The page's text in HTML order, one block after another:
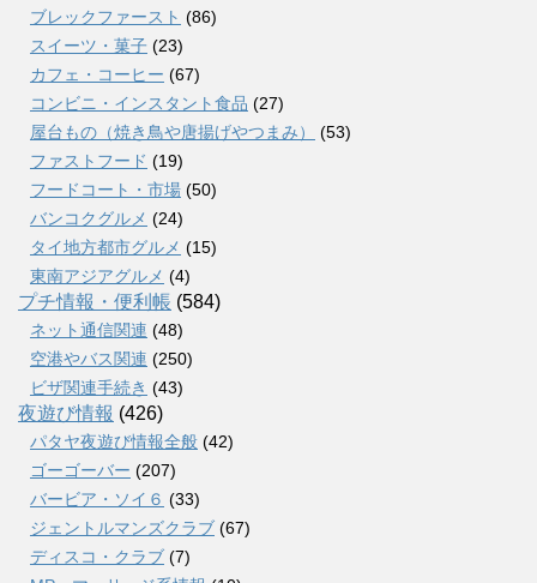
ブレックファースト (86)
スイーツ・菓子 (23)
カフェ・コーヒー (67)
コンビニ・インスタント食品 (27)
屋台もの（焼き鳥や唐揚げやつまみ）
(53)
ファストフード (19)
フードコート・市場 (50)
バンコクグルメ (24)
タイ地方都市グルメ (15)
東南アジアグルメ (4)
プチ情報・便利帳 (584)
ネット通信関連 (48)
空港やバス関連 (250)
ビザ関連手続き (43)
夜遊び情報 (426)
パタヤ夜遊び情報全般 (42)
ゴーゴーバー (207)
バービア・ソイ６ (33)
ジェントルマンズクラブ (67)
ディスコ・クラブ (7)